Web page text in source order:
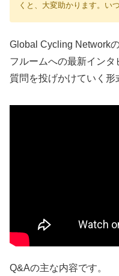
くと、大変助かります。い
Global Cycling Network
フルームへの最新イン
質問を投げかけていく形
Q&Aの主な内容です。